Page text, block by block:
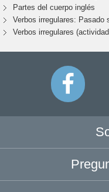
Partes del cuerpo inglés
Verbos irregulares: Pasado
Verbos irregulares